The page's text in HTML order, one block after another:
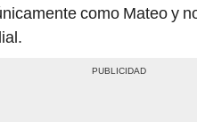
como Mateo y